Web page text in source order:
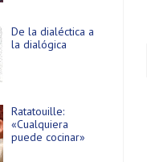
De la dialéctica a
la dialógica
Ratatouille:
«Cualquiera
puede cocinar»